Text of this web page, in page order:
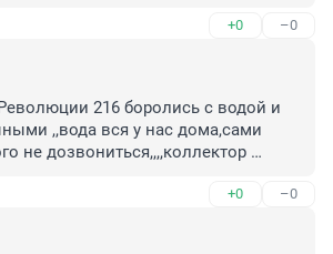
+0 –0
216 боролись с водой и
,,вода вся у нас дома,сами
не дозвониться,,,,коллектор
на обследование домов....Обратите
канав.......кошмар какойто
у Вас не работает??????????
+0 –0